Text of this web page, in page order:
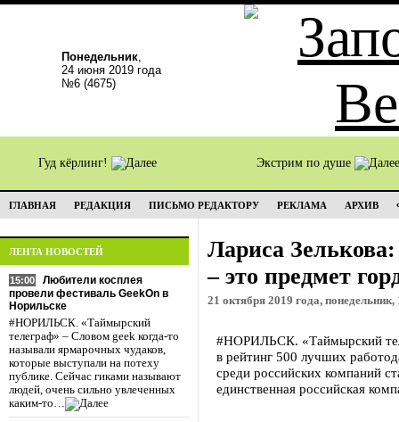
Понедельник,
24 июня 2019 года
№6 (4675)
Гуд кёрлинг! Экстрим по душе
ГЛАВНАЯ РЕДАКЦИЯ ПИСЬМО РЕДАКТОРУ РЕКЛАМА АРХИВ
ЛЕНТА НОВОСТЕЙ
15:00
Любители косплея
провели фестиваль GeekOn в
Норильске
#НОРИЛЬСК. «Таймырский
телеграф» – Словом geek когда-то
называли ярмарочных чудаков,
которые выступали на потеху
публике. Сейчас гиками называют
людей, очень сильно увлеченных
каким-то…
Лариса
– это предмет
21 октября 2019 года, понедельник,
#НОРИЛЬСК. «Таймырский
в рейтинг 500 лучших
среди российских компаний
единственная российская